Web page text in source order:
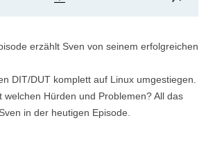
erzählt Sven von seinem erfolgreichen
DIT/DUT komplett auf Linux umgestiegen.
welchen Hürden und Problemen? All das
in der heutigen Episode.